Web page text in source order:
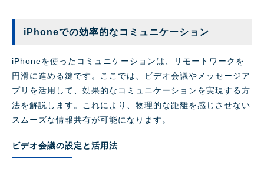
iPhoneでの効率的なコミュニケーション
iPhoneを使ったコミュニケーションは、リモートワークを
円滑に進める鍵です。ここでは、ビデオ会議やメッセージア
プリを活用して、効果的なコミュニケーションを実現する方
法を解説します。これにより、物理的な距離を感じさせない
スムーズな情報共有が可能になります。
ビデオ会議の設定と活用法